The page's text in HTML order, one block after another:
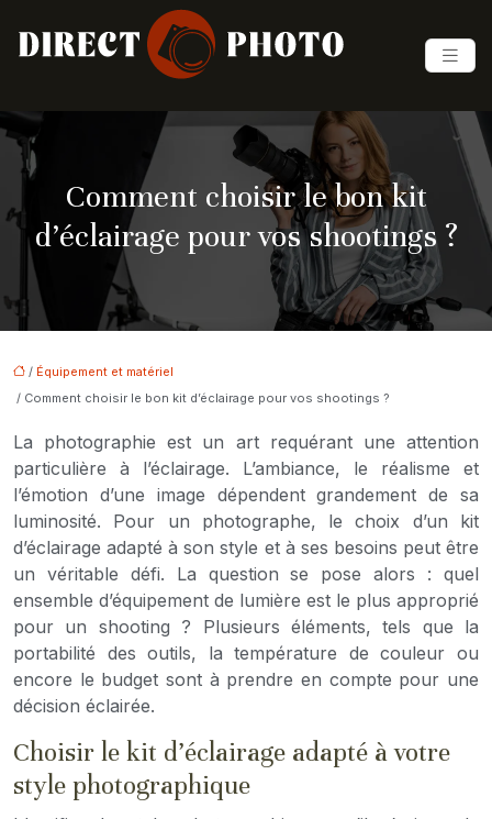
Comment choisir le bon kit
d’éclairage pour vos shootings ?
/ Équipement et matériel
/ Comment choisir le bon kit d’éclairage pour vos shootings ?
La photographie est un art requérant une attention
particulière à l’éclairage. L’ambiance, le réalisme et
l’émotion d’une image dépendent grandement de sa
luminosité. Pour un photographe, le choix d’un kit
d’éclairage adapté à son style et à ses besoins peut être
un véritable défi. La question se pose alors : quel
ensemble d’équipement de lumière est le plus approprié
pour un shooting ? Plusieurs éléments, tels que la
portabilité des outils, la température de couleur ou
encore le budget sont à prendre en compte pour une
décision éclairée.
Choisir le kit d’éclairage adapté à votre
style photographique